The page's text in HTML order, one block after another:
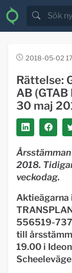
2018-05-02
Rättelse:
AB
30 maj
2018.
veckodag.
Aktieägarna
556519-
till
19.00 i